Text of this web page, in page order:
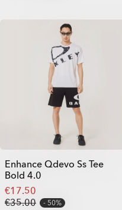
Enhance Qdevo Ss Tee
Bold 4.0
€17.50
€35.00
50%